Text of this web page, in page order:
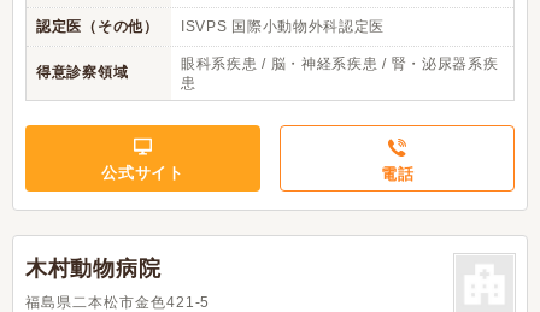
認定医（その他） ISVPS 国際小動物外科認定医
得意診察領域
眼科系疾患 / 脳・神経系疾患 / 腎・泌尿器系疾
患
公式サイト 電話
木村動物病院
福島県二本松市金色421-5